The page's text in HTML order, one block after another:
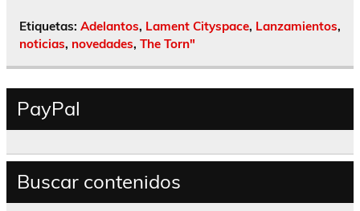
Etiquetas: Adelantos, Lament Cityspace, Lanzamientos,
noticias, novedades, The Torn"
PayPal
Buscar contenidos